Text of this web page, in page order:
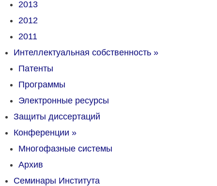
2013
2012
2011
Интеллектуальная собственность »
Патенты
Программы
Электронные ресурсы
Защиты диссертаций
Конференции »
Многофазные системы
Архив
Семинары Института